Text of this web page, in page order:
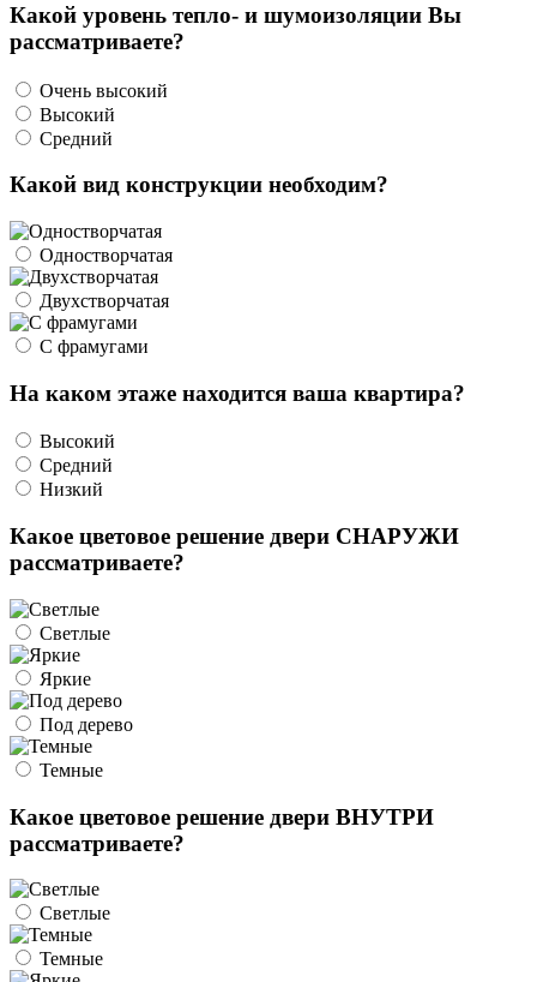
Какой уровень тепло- и шумоизоляции Вы
рассматриваете?
Очень высокий
Высокий
Средний
Какой вид конструкции необходим?
Одностворчатая
Двухстворчатая
С фрамугами
На каком этаже находится ваша квартира?
Высокий
Средний
Низкий
Какое цветовое решение двери СНАРУЖИ
рассматриваете?
Светлые
Яркие
Под дерево
Темные
Какое цветовое решение двери ВНУТРИ
рассматриваете?
Светлые
Темные